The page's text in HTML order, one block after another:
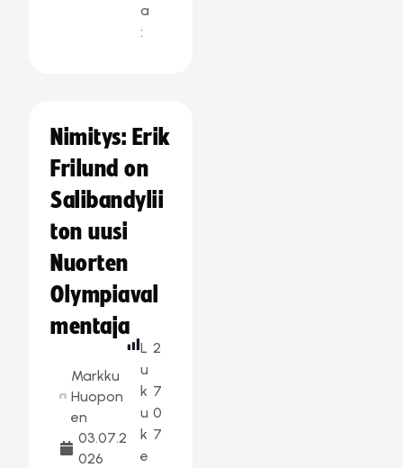
a
:
Nimitys: Erik
Frilund on
Salibandylii
ton uusi
Nuorten
Olympiaval
mentaja
Markku
Huopon
en
03.07.2
026
L
u
k
u
k
e
2
7
0
7